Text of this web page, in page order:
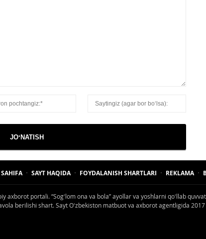
SAYT HAQIDA FOYDALANISH SHARTLARI REKLAMA
axborot portali. “Sogʻlom ona va bola” ayollar va yoshlarni qoʻllab
berilishi shart. Sayt Oʻzbekiston matbuot va axborot agentligida